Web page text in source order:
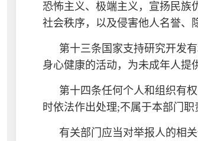
恐怖主义、极端主义，宣扬民族
社会秩序，以及侵害他人名誉、
第十三条国家支持研究开发
身心健康的活动，为未成年人提
第十四条任何个人和组织有
时依法作出处理;不属于本部门职
有关部门应当对举报人的相